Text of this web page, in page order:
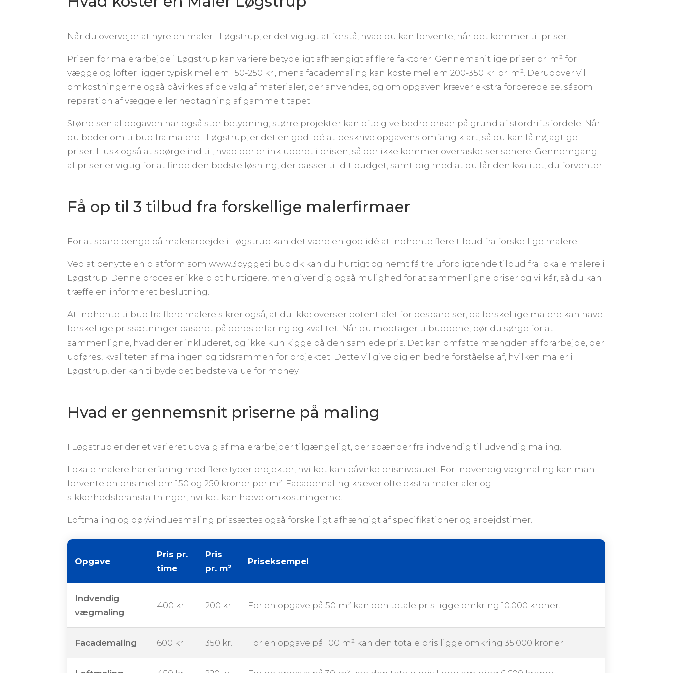
Når du overvejer at hyre en maler i Løgstrup, er det vigtigt at forstå, hvad du kan forvente, når det kommer til priser.
Prisen for malerarbejde i Løgstrup kan variere betydeligt afhængigt af flere faktorer. Gennemsnitlige priser pr. m² for
vægge og lofter ligger typisk mellem 150-250 kr., mens facademaling kan koste mellem 200-350 kr. pr. m². Derudover vil
omkostningerne også påvirkes af de valg af materialer, der anvendes, og om opgaven kræver ekstra forberedelse, såsom
reparation af vægge eller nedtagning af gammelt tapet.
Størrelsen af opgaven har også stor betydning; større projekter kan ofte give bedre priser på grund af stordriftsfordele. Når
du beder om tilbud fra malere i Løgstrup, er det en god idé at beskrive opgavens omfang klart, så du kan få nøjagtige
priser. Husk også at spørge ind til, hvad der er inkluderet i prisen, så der ikke kommer overraskelser senere. Gennemgang
af priser er vigtig for at finde den bedste løsning, der passer til dit budget, samtidig med at du får den kvalitet, du forventer.
Få op til 3 tilbud fra forskellige malerfirmaer
For at spare penge på malerarbejde i Løgstrup kan det være en god idé at indhente flere tilbud fra forskellige malere.
Ved at benytte en platform som www.3byggetilbud.dk kan du hurtigt og nemt få tre uforpligtende tilbud fra lokale malere i
Løgstrup. Denne proces er ikke blot hurtigere, men giver dig også mulighed for at sammenligne priser og vilkår, så du kan
træffe en informeret beslutning.
At indhente tilbud fra flere malere sikrer også, at du ikke overser potentialet for besparelser, da forskellige malere kan have
forskellige prissætninger baseret på deres erfaring og kvalitet. Når du modtager tilbuddene, bør du sørge for at
sammenligne, hvad der er inkluderet, og ikke kun kigge på den samlede pris. Det kan omfatte mængden af forarbejde, der
udføres, kvaliteten af malingen og tidsrammen for projektet. Dette vil give dig en bedre forståelse af, hvilken maler i
Løgstrup, der kan tilbyde det bedste value for money.
Hvad er gennemsnit priserne på maling
I Løgstrup er der et varieret udvalg af malerarbejder tilgængeligt, der spænder fra indvendig til udvendig maling.
Lokale malere har erfaring med flere typer projekter, hvilket kan påvirke prisniveauet. For indvendig vægmaling kan man
forvente en pris mellem 150 og 250 kroner per m². Facademaling kræver ofte ekstra materialer og
sikkerhedsforanstaltninger, hvilket kan hæve omkostningerne.
Loftmaling og dør/vinduesmaling prissættes også forskelligt afhængigt af specifikationer og arbejdstimer.
Opgave
Pris pr.
time
Pris
pr. m²
Priseksempel
Indvendig
vægmaling
400 kr. 200 kr. For en opgave på 50 m² kan den totale pris ligge omkring 10.000 kroner.
Facademaling 600 kr. 350 kr. For en opgave på 100 m² kan den totale pris ligge omkring 35.000 kroner.